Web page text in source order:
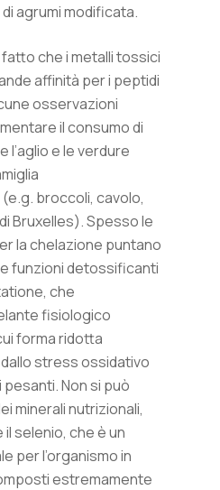
agrumi modificata.
che i metalli tossici
affinità per i peptidi
osservazioni
il consumo di
l’aglio e le verdure
broccoli, cavolo,
Bruxelles). Spesso le
la chelazione puntano
funzioni detossificanti
che
fisiologico
forma ridotta
stress ossidativo
Non si può
minerali nutrizionali,
selenio, che è un
per l’organismo in
estremamente